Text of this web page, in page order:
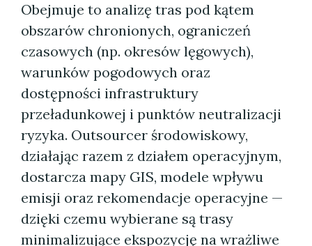
Obejmuje to analizę tras pod kątem
obszarów chronionych, ograniczeń
czasowych (np. okresów lęgowych),
warunków pogodowych oraz
dostępności infrastruktury
przeładunkowej i punktów neutralizacji
ryzyka. Outsourcer środowiskowy,
działając razem z działem operacyjnym,
dostarcza mapy GIS, modele wpływu
emisji oraz rekomendacje operacyjne —
dzięki czemu wybierane są trasy
minimalizujące ekspozycję na wrażliwe